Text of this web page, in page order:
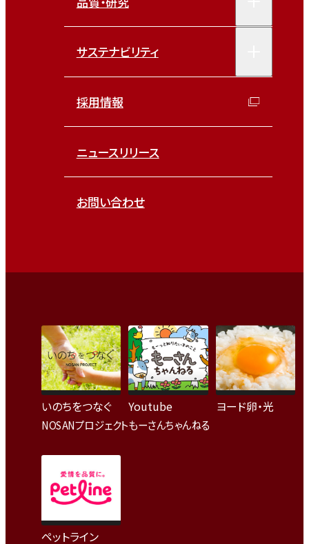
サステナビリティ
採用情報
ニュースリリース
お問い合わせ
いのちをつなぐ
NOSANプロジェクト
Youtube
もーさんちゃんねる
ヨード卵・光
ペットライン